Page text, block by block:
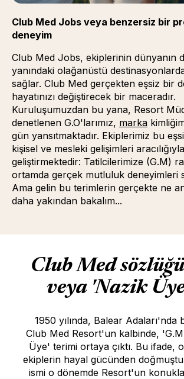
Club Med Jobs veya benzersiz bir
deneyim
Club Med Jobs, ekiplerinin dünyanın
yanındaki olağanüstü destinasyonlarda
sağlar. Club Med gerçekten eşsiz bir
hayatınızı değiştirecek bir maceradır.
Kuruluşumuzdan bu yana, Resort
denetlenen G.O'larımız, marka (Yeni
(opens
gün yansıtmaktadır. Ekiplerimiz bu
kişisel ve mesleki gelişimleri aracılığıyla
geliştirmektedir: Tatilcilerimize (G.M)
ortamda gerçek mutluluk deneyimleri
Ama gelin bu terimlerin gerçekte ne
daha yakından bakalım...
Club Med
veya 'Nazik
1950 yılında, Balear Adaları'nda
Club Med Resort'un kalbinde,
Üye' terimi ortaya çıktı. Bu ifade,
ekiplerin hayal gücünden
ismi o dönemde Resort'un